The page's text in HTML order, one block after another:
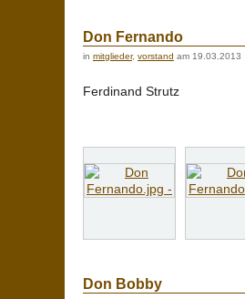
Don Fernando
in mitglieder, vorstand am 19.03.2013
Ferdinand Strutz
Don Bobby